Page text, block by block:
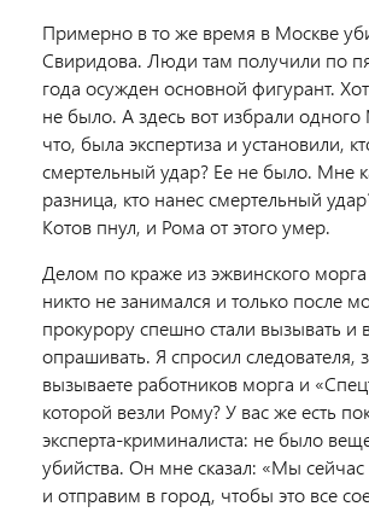
Примерно в то же время в Москве
Свиридова. Люди там получили по
года осужден основной фигурант.
не было. А здесь вот избрали
что, была экспертиза и установили,
смертельный удар? Ее не было. Мне
разница, кто нанес смертельный
Котов пнул, и Рома от этого умер.
Делом по краже из эжвинского морга
никто не занимался и только после
прокурору спешно стали вызывать и
опрашивать. Я спросил следователя,
вызываете работников морга и
которой везли Рому? У вас же есть
эксперта-криминалиста: не было
убийства. Он мне сказал: «Мы
и отправим в город, чтобы это все